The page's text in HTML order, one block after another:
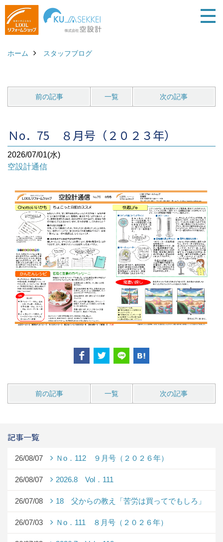
ホーム スタッフブログ
前の記事 一覧 次の記事
Ｎo．75 ８月号（２０２３年）
2026/07/01(水)
空設計通信
前の記事 一覧 次の記事
記事一覧
26/08/07 Ｎo．112 ９月号（２０２６年）
26/08/07 2026.8 Vol．111
26/07/08 18 父からの教え「苦労は買ってでもしろ」
26/07/03 Ｎo．111 ８月号（２０２６年）